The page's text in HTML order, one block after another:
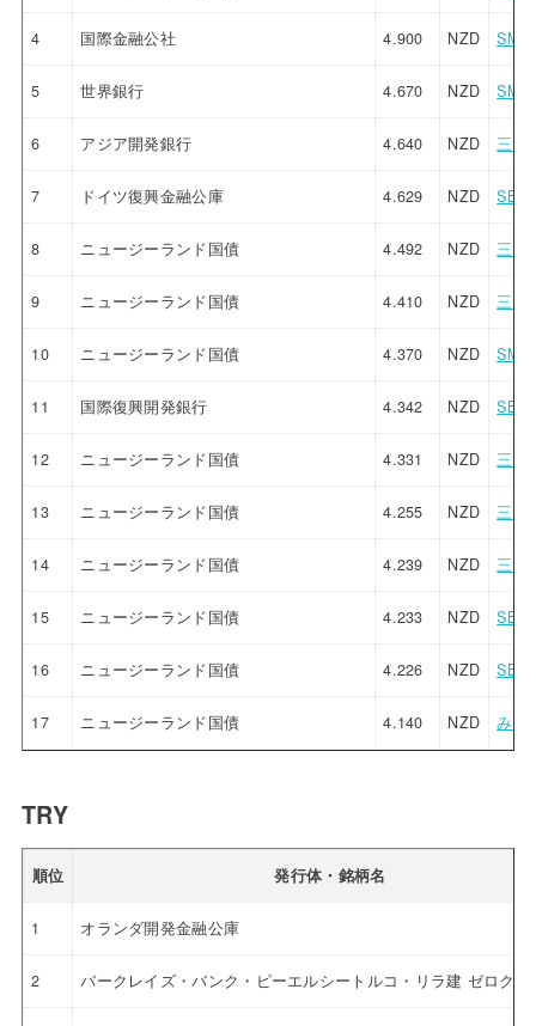
4 国際金融公社 4.900 NZD
5 世界銀行 4.670 NZD
6 アジア開発銀行 4.640 NZD 三菱
7 ドイツ復興金融公庫 4.629 NZD SBI
8 ニュージーランド国債 4.492 NZD 三菱
9 ニュージーランド国債 4.410 NZD 三菱
10 ニュージーランド国債 4.370 NZD
11 国際復興開発銀行 4.342 NZD SBI
12 ニュージーランド国債 4.331 NZD 三菱
13 ニュージーランド国債 4.255 NZD 三菱
14 ニュージーランド国債 4.239 NZD 三菱
15 ニュージーランド国債 4.233 NZD SBI
16 ニュージーランド国債 4.226 NZD SBI
17 ニュージーランド国債 4.140 NZD みず
TRY
順位 発行体・銘柄名
1 オランダ開発金融公庫
2 バークレイズ・バンク・ピーエルシートルコ・リラ建 ゼロクー